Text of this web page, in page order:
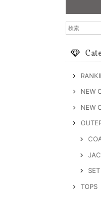
NEW
NEW
TOPS